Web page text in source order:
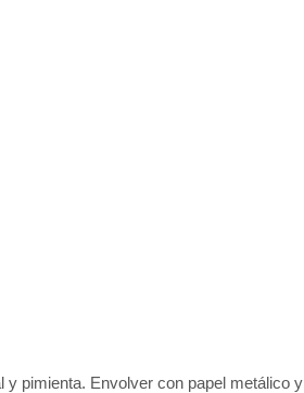
pimienta. Envolver con papel metálico y